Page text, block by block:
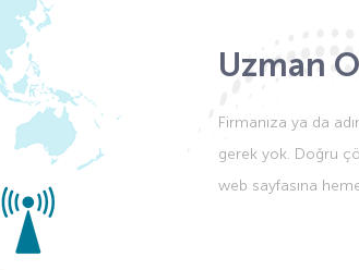
Uzman
Firmanıza ya da
gerek yok. Doğru
web sayfasına